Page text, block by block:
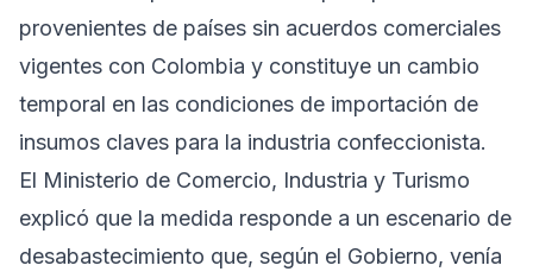
provenientes de países sin acuerdos comerciales
vigentes con Colombia y constituye un cambio
temporal en las condiciones de importación de
insumos claves para la industria confeccionista.
El Ministerio de Comercio, Industria y Turismo
explicó que la medida responde a un escenario de
desabastecimiento que, según el Gobierno, venía